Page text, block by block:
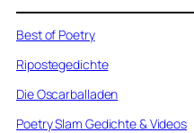
Best of Poetry
Ripostegedichte
Die Oscarballaden
Poetry Slam Gedichte & Videos